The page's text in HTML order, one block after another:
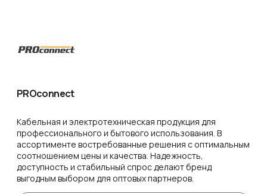
PROconnect
Кабельная и электротехническая продукция для
профессионального и бытового использования. В
ассортименте востребованные решения с оптимальным
соотношением цены и качества. Надежность,
доступность и стабильный спрос делают бренд
выгодным выбором для оптовых партнеров.